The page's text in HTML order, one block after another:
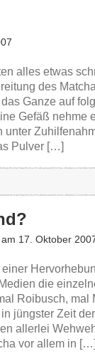
alles etwas
des
Ganze auf
Gefäß nehme
unter
Pulver […]
am 17. Oktober
einer
die
Roibusch, mal
jüngster Zeit der
allerlei
vor allem in